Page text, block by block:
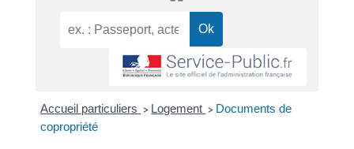
Accueil particuliers > Logement > Documents de
copropriété